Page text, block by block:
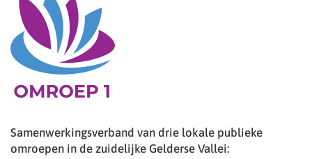
Samenwerkingsverband van drie lokale publieke
omroepen in de zuidelijke Gelderse Vallei: